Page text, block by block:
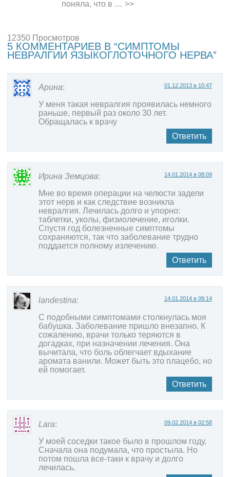
поняла, что в … >>
12350 Просмотров
5 КОММЕНТАРИЕВ В “СИМПТОМЫ
НЕВРАЛГИИ ЯЗЫКОГЛОТОЧНОГО НЕРВА”
Арина: 01.12.2013 в 10:47
У меня такая невралгия проявилась немного
раньше, первый раз около 30 лет.
Обращалась к врачу
Ответить
Ирина Земцова: 14.01.2014 в 08:09
Мне во время операции на челюсти задели
этот нерв и как следствие возникла
невралгия. Лечилась долго и упорно:
таблетки, уколы, физиолечение, иголки.
Спустя год болезненные симптомы
сохраняются, так что заболевание трудно
поддается полному излечению.
Ответить
landestina: 14.01.2014 в 09:14
C подобными симптомами столкнулась моя
бабушка. Заболевание пришло внезапно. К
сожалению, врачи только теряются в
догадках, при назначении лечения. Она
вычитала, что боль облегчает вдыхание
аромата ванили. Может быть это плацебо, но
ей помогает.
Ответить
Lara: 09.02.2014 в 02:58
У моей соседки такое было в прошлом году.
Сначала она подумала, что простыла. Но
потом пошла все-таки к врачу и долго
лечилась.